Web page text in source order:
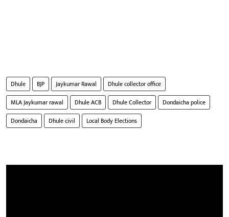
Dhule BJP Jaykumar Rawal
Dhule collector office
MLA Jaykumar rawal
Dhule ACB Dhule Collector
Dondaicha police
Dondaicha
Dhule civil Local Body Elections